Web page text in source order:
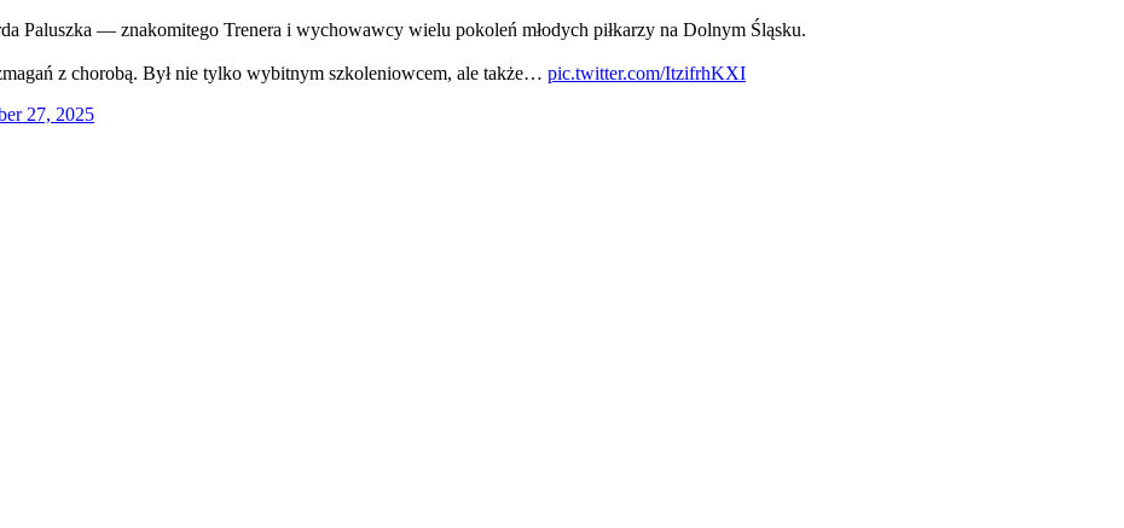
Paluszka — znakomitego Trenera i wychowawcy wielu pokoleń młodych piłkarzy na Dolnym Śląsku.
z chorobą. Był nie tylko wybitnym szkoleniowcem, ale także… pic.twitter.com/ItzifrhKXI
27, 2025